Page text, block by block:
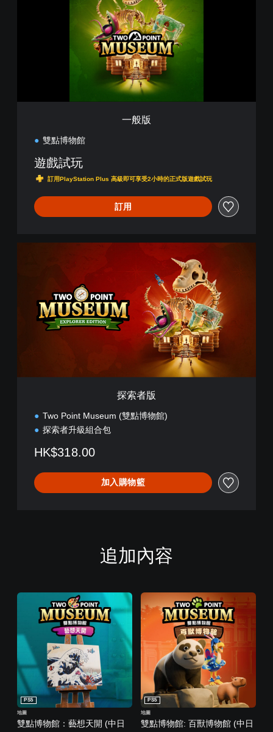
一般版
雙點博物館
遊戲試玩
訂用PlayStation Plus 高級即可享受2小時的正式版遊戲試玩
訂用
探索者版
Two Point Museum (雙點博物館)
探索者升級組合包
HK$318.00
加入購物籃
追加內容
雙點博物館：藝想天開 (中日
PS5
地圖
雙點博物館: 百獸博物館 (中日
PS5
地圖